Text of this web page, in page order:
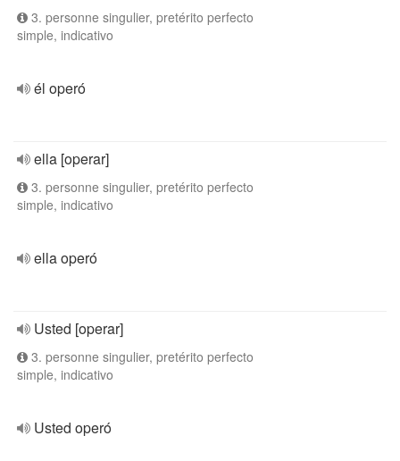
3. personne singulier, pretérito perfecto
simple, indicativo
él operó
ella [operar]
3. personne singulier, pretérito perfecto
simple, indicativo
ella operó
Usted [operar]
3. personne singulier, pretérito perfecto
simple, indicativo
Usted operó